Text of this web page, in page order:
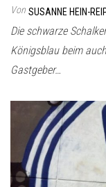
Von SUSANNE HEIN-
Die schwarze
Königsblau beim
Gastgeber…